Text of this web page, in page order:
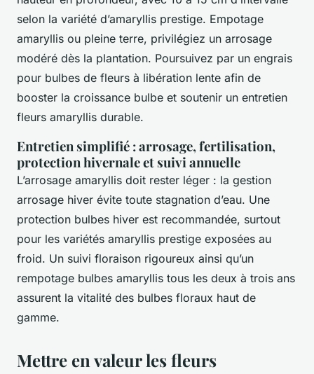
selon la variété d’amaryllis prestige. Empotage
amaryllis ou pleine terre, privilégiez un arrosage
modéré dès la plantation. Poursuivez par un engrais
pour bulbes de fleurs à libération lente afin de
booster la croissance bulbe et soutenir un entretien
fleurs amaryllis durable.
Entretien simplifié : arrosage, fertilisation,
protection hivernale et suivi annuelle
L’arrosage amaryllis doit rester léger : la gestion
arrosage hiver évite toute stagnation d’eau. Une
protection bulbes hiver est recommandée, surtout
pour les variétés amaryllis prestige exposées au
froid. Un suivi floraison rigoureux ainsi qu’un
rempotage bulbes amaryllis tous les deux à trois ans
assurent la vitalité des bulbes floraux haut de
gamme.
Mettre en valeur les fleurs